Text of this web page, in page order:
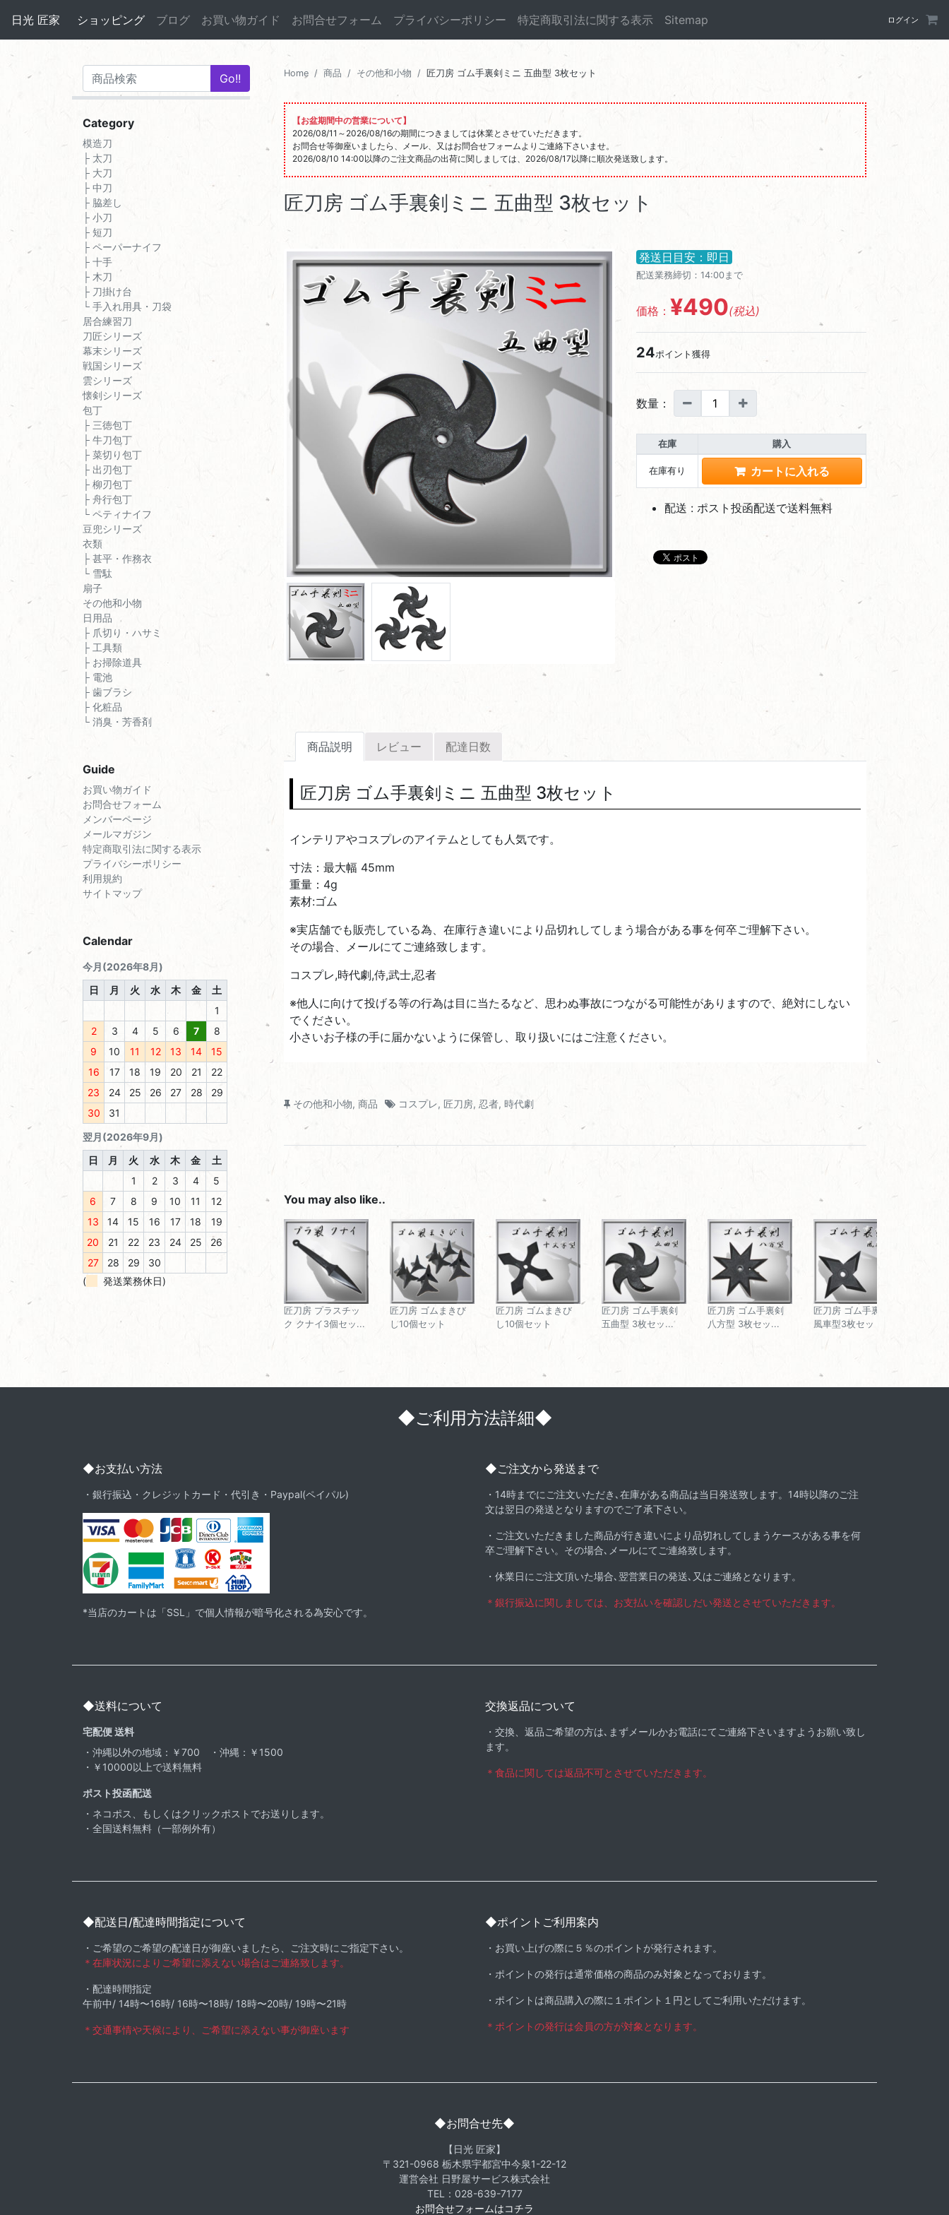
日光 匠家 ログイン
ショッピング ブログ お買い物ガイド お問合せフォーム プライバシーポリシー 特定商取引法に関する表示 Sitemap
Home 商品 その他和小物 匠刀房 ゴム手裏剣ミニ 五曲型 3枚セット
【お盆期間中の営業について】
2026/08/11～2026/08/16の期間につきましては休業とさせていただきます。
お問合せ等御座いましたら、メール、又はお問合せフォームよりご連絡下さいませ。
2026/08/10 14:00以降のご注文商品の出荷に関しましては、2026/08/17以降に順次発送致します。
匠刀房 ゴム手裏剣ミニ 五曲型 3枚セット
発送日目安：即日
配送業務締切：14:00まで
価格： ¥490(税込)
24ポイント獲得
数量：
在庫 購入
在庫有り
配送 : ポスト投函配送で送料無料
商品説明 レビュー 配達日数
匠刀房 ゴム手裏剣ミニ 五曲型 3枚セット
インテリアやコスプレのアイテムとしても人気です。
寸法：最大幅 45mm
重量：4g
素材:ゴム
※実店舗でも販売している為、在庫行き違いにより品切れしてしまう場合がある事を何卒ご理解下さい。
その場合、メールにてご連絡致します。
コスプレ,時代劇,侍,武士,忍者
※他人に向けて投げる等の行為は目に当たるなど、思わぬ事故につながる可能性がありますので、絶対にしない
でください。
小さいお子様の手に届かないように保管し、取り扱いにはご注意ください。
その他和小物, 商品 コスプレ, 匠刀房, 忍者, 時代劇
You may also like..
匠刀房 プラスチッ
ク クナイ3個セッ...
匠刀房 ゴムまきび
し10個セット
匠刀房 ゴムまきび
し10個セット
匠刀房 ゴム手裏剣
五曲型 3枚セッ...
匠刀房 ゴム手裏剣
八方型 3枚セッ...
匠刀房 ゴム手裏剣
風車型3枚セット
Category
模造刀
├ 太刀
├ 大刀
├ 中刀
├ 脇差し
├ 小刀
├ 短刀
├ ペーパーナイフ
├ 十手
├ 木刀
├ 刀掛け台
└ 手入れ用具・刀袋
居合練習刀
刀匠シリーズ
幕末シリーズ
戦国シリーズ
雲シリーズ
懐剣シリーズ
包丁
├ 三徳包丁
├ 牛刀包丁
├ 菜切り包丁
├ 出刃包丁
├ 柳刃包丁
├ 舟行包丁
└ ペティナイフ
豆兜シリーズ
衣類
├ 甚平・作務衣
└ 雪駄
扇子
その他和小物
日用品
├ 爪切り・ハサミ
├ 工具類
├ お掃除道具
├ 電池
├ 歯ブラシ
├ 化粧品
└ 消臭・芳香剤
Guide
お買い物ガイド
お問合せフォーム
メンバーページ
メールマガジン
特定商取引法に関する表示
プライバシーポリシー
利用規約
サイトマップ
Calendar
今月(2026年8月)
日
月 火 水 木 金
土
1
2
3 4 5 6 7
8
9
10 11 12 13 14
15
16
17 18 19 20 21
22
23
24 25 26 27 28
29
30
31
翌月(2026年9月)
日
月 火 水 木 金
土
1
2 3 4
5
6
7 8 9 10 11
12
13
14 15 16 17 18
19
20
21 22 23 24 25
26
27
28 29
30
(
発送業務休日)
◆ご利用方法詳細◆
◆お支払い方法
・銀行振込・クレジットカード・代引き・Paypal(ペイパル)
*当店のカートは「SSL」で個人情報が暗号化される為安心です。
◆ご注文から発送まで
・14時までにご注文いただき､在庫がある商品は当日発送致します。14時以降のご注
文は翌日の発送となりますのでご了承下さい。
・ご注文いただきました商品が行き違いにより品切れしてしまうケースがある事を何
卒ご理解下さい。その場合､メールにてご連絡致します。
・休業日にご注文頂いた場合､翌営業日の発送､又はご連絡となります。
＊銀行振込に関しましては、お支払いを確認しだい発送とさせていただきます。
◆送料について
宅配便 送料
・沖縄以外の地域：￥700 ・沖縄：￥1500
・￥10000以上で送料無料
ポスト投函配送
・ネコポス、もしくはクリックポストでお送りします。
・全国送料無料（一部例外有）
交換返品について
・交換、返品ご希望の方は､まずメールかお電話にてご連絡下さいますようお願い致し
ます。
＊食品に関しては返品不可とさせていただきます。
◆配送日/配達時間指定について
・ご希望のご希望の配達日が御座いましたら、ご注文時にご指定下さい。
＊在庫状況によりご希望に添えない場合はご連絡致します。
・配達時間指定
午前中/ 14時〜16時/ 16時〜18時/ 18時〜20時/ 19時〜21時
＊交通事情や天候により、ご希望に添えない事が御座います
◆ポイントご利用案内
・お買い上げの際に５％のポイントが発行されます。
・ポイントの発行は通常価格の商品のみ対象となっております。
・ポイントは商品購入の際に１ポイント１円としてご利用いただけます。
＊ポイントの発行は会員の方が対象となります。
◆お問合せ先◆
【日光 匠家】
〒321-0968 栃木県宇都宮中今泉1-22-12
運営会社 日野屋サービス株式会社
TEL：028-639-7177
お問合せフォームはコチラ